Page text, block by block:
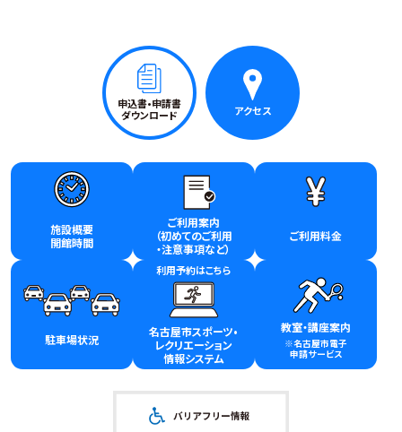
申込書•申請書
ダウンロード
アクセス
施設概要
開館時間
ご利用案内
（初めてのご利用
・注意事項など）
ご利用料金
駐車場状況
利用予約はこちら
名古屋市スポーツ•
レクリエーション
情報システム
教室・講座案内
※名古屋市電子
申請サービス